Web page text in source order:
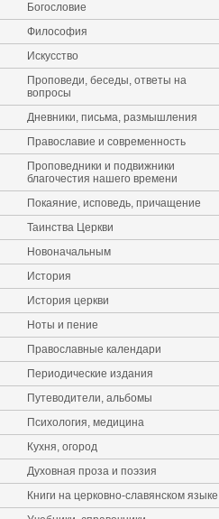
Богословие
Философия
Искусство
Проповеди, беседы, ответы на
вопросы
Дневники, письма, размышления
Православие и современность
Проповедники и подвижники
благочестия нашего времени
Покаяние, исповедь, причащение
Таинства Церкви
Новоначальным
История
История церкви
Ноты и пение
Православные календари
Периодические издания
Путеводители, альбомы
Психология, медицина
Кухня, огород
Духовная проза и поэзия
Книги на церковно-славянском языке